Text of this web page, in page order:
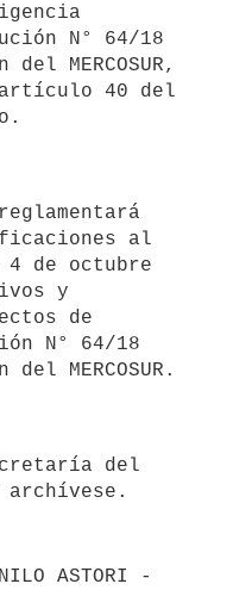
N° 64/18
MERCOSUR,
artículo 40 del
al
4 de octubre
y
de
N° 64/18
archívese.